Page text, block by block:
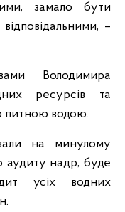
замало бути
–
Володимира
ресурсів та
питною водою.
на минулому
аудиту надр, буде
усіх водних